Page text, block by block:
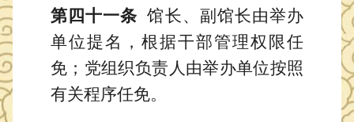
第四十一条 馆长、副馆长由举办
单位提名， 根据干部管理权限任
免；党组织负责人由举办单位按照
有关程序任免。